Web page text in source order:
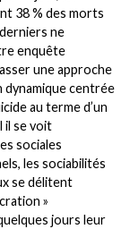
38 % des morts
ne
enquête
une approche
dynamique centrée
au terme d’un
il se voit
sociales
les sociabilités
se délitent
»
jours leur